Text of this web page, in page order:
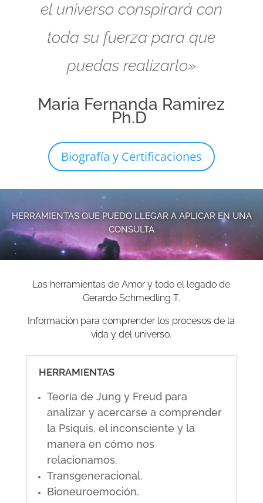
el universo conspirará con
toda su fuerza para que
puedas realizarlo»
Maria Fernanda Ramirez
Ph.D
Biografía y Certificaciones
HERRAMIENTAS QUE PUEDO LLEGAR A APLICAR EN UNA
CONSULTA
Las herramientas de Amor y todo el legado de
Gerardo Schmedling T.
Información para comprender los procesos de la
vida y del universo.
HERRAMIENTAS
Teoría de Jung y Freud para
analizar y acercarse a comprender
la Psiquis, el inconsciente y la
manera en cómo nos
relacionamos.
Transgeneracional.
Bioneuroemoción.